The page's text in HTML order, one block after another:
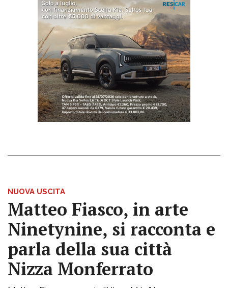
NUOVA USCITA
Matteo Fiasco, in arte
Ninetynine, si racconta e
parla della sua città
Nizza Monferrato